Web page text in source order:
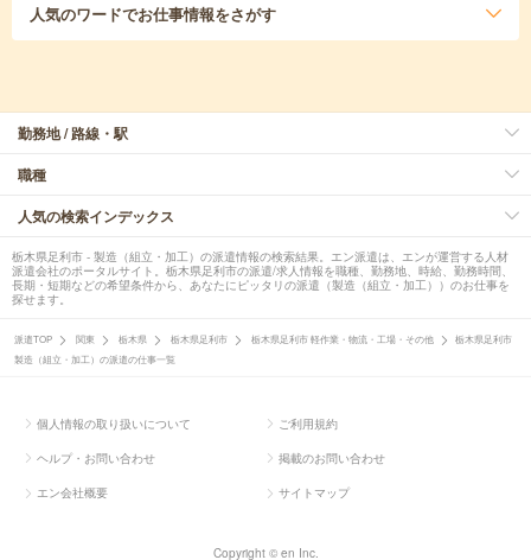
人気のワードでお仕事情報をさがす
勤務地 / 路線・駅
職種
人気の検索インデックス
栃木県足利市 - 製造（組立・加工）の派遣情報の検索結果。エン派遣は、エンが運営する人材
派遣会社のポータルサイト。栃木県足利市の派遣/求人情報を職種、勤務地、時給、勤務時間、
長期・短期などの希望条件から、あなたにピッタリの派遣（製造（組立・加工））のお仕事を
探せます。
派遣TOP 関東 栃木県 栃木県足利市 栃木県足利市 軽作業・物流・工場・その他
栃木県足利市
製造（組立・加工）の派遣の仕事一覧
個人情報の取り扱いについて ご利用規約
ヘルプ・お問い合わせ 掲載のお問い合わせ
エン会社概要 サイトマップ
Copyright © en Inc.